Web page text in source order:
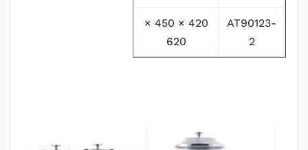
AT90123-
2
420 × 450 ×
620